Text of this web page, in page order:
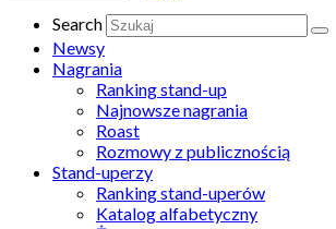
Search
Newsy
Nagrania
Ranking stand-up
Najnowsze nagrania
Roast
Rozmowy z publicznością
Stand-uperzy
Ranking stand-uperów
Katalog alfabetyczny